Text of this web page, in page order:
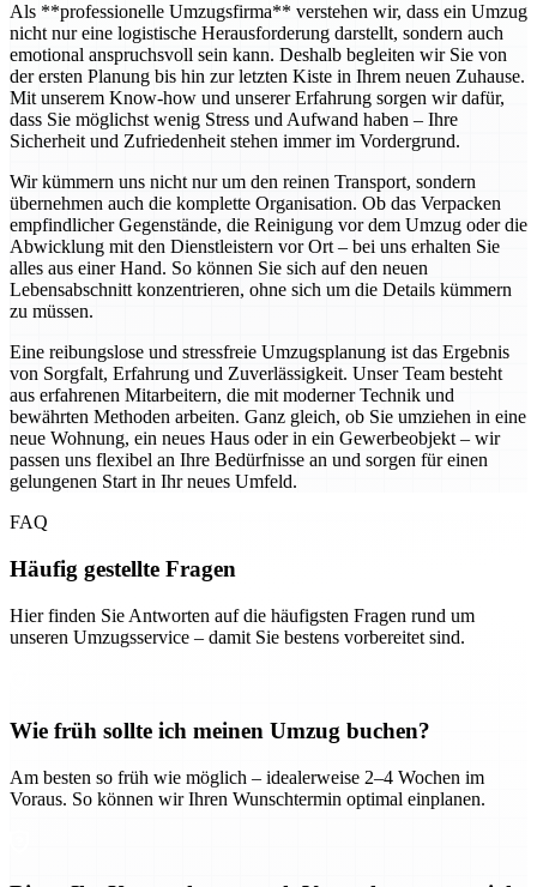
Als **professionelle Umzugsfirma** verstehen wir, dass ein Umzug
nicht nur eine logistische Herausforderung darstellt, sondern auch
emotional anspruchsvoll sein kann. Deshalb begleiten wir Sie von
der ersten Planung bis hin zur letzten Kiste in Ihrem neuen Zuhause.
Mit unserem Know-how und unserer Erfahrung sorgen wir dafür,
dass Sie möglichst wenig Stress und Aufwand haben – Ihre
Sicherheit und Zufriedenheit stehen immer im Vordergrund.
Wir kümmern uns nicht nur um den reinen Transport, sondern
übernehmen auch die komplette Organisation. Ob das Verpacken
empfindlicher Gegenstände, die Reinigung vor dem Umzug oder die
Abwicklung mit den Dienstleistern vor Ort – bei uns erhalten Sie
alles aus einer Hand. So können Sie sich auf den neuen
Lebensabschnitt konzentrieren, ohne sich um die Details kümmern
zu müssen.
Eine reibungslose und stressfreie Umzugsplanung ist das Ergebnis
von Sorgfalt, Erfahrung und Zuverlässigkeit. Unser Team besteht
aus erfahrenen Mitarbeitern, die mit moderner Technik und
bewährten Methoden arbeiten. Ganz gleich, ob Sie umziehen in eine
neue Wohnung, ein neues Haus oder in ein Gewerbeobjekt – wir
passen uns flexibel an Ihre Bedürfnisse an und sorgen für einen
gelungenen Start in Ihr neues Umfeld.
FAQ
Häufig gestellte Fragen
Hier finden Sie Antworten auf die häufigsten Fragen rund um
unseren Umzugsservice – damit Sie bestens vorbereitet sind.
Wie früh sollte ich meinen Umzug buchen?
Am besten so früh wie möglich – idealerweise 2–4 Wochen im
Voraus. So können wir Ihren Wunschtermin optimal einplanen.